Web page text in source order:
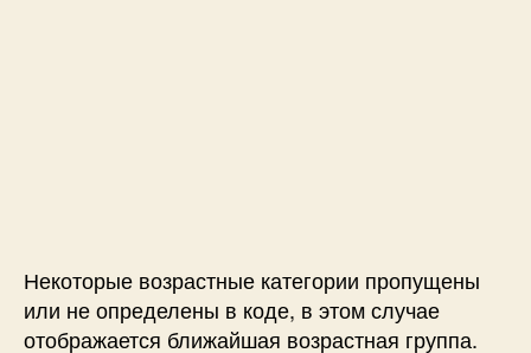
Некоторые возрастные категории пропущены
или не определены в коде, в этом случае
отображается ближайшая возрастная группа.